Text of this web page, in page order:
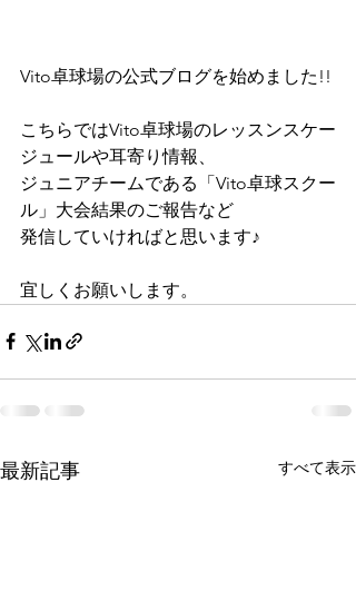
Vito卓球場の公式ブログを始めました!!
こちらではVito卓球場のレッスンスケー
ジュールや耳寄り情報、
ジュニアチームである「Vito卓球スクー
ル」大会結果のご報告など
発信していければと思います♪
宜しくお願いします。
最新記事 すべて表示